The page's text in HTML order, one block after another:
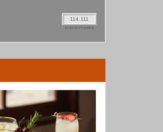
114.111
SUSCRIPTORES